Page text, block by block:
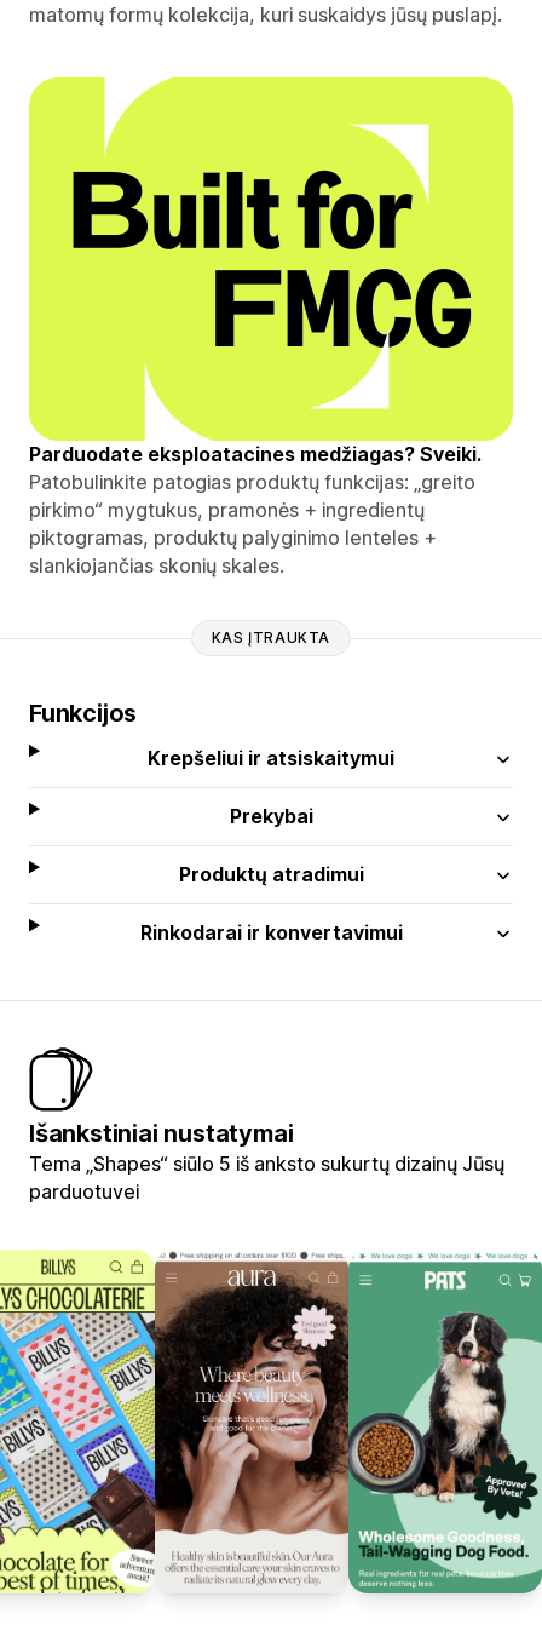
matomų formų kolekcija, kuri suskaidys jūsų puslapį.
Parduodate eksploatacines medžiagas? Sveiki.
Patobulinkite patogias produktų funkcijas: „greito
pirkimo“ mygtukus, pramonės + ingredientų
piktogramas, produktų palyginimo lenteles +
slankiojančias skonių skales.
KAS ĮTRAUKTA
Funkcijos
Krepšeliui ir atsiskaitymui
Prekybai
Produktų atradimui
Rinkodarai ir konvertavimui
Išankstiniai nustatymai
Tema „Shapes“ siūlo 5 iš anksto sukurtų dizainų Jūsų
parduotuvei